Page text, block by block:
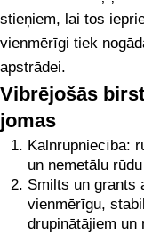
stieņiem, lai tos
vienmērīgi tiek
apstrādei.
Vibrējošās
jomas
Kalnrūpniecība:
un nemetālu
Smilts un grants
vienmērīgu,
drupinātājiem un